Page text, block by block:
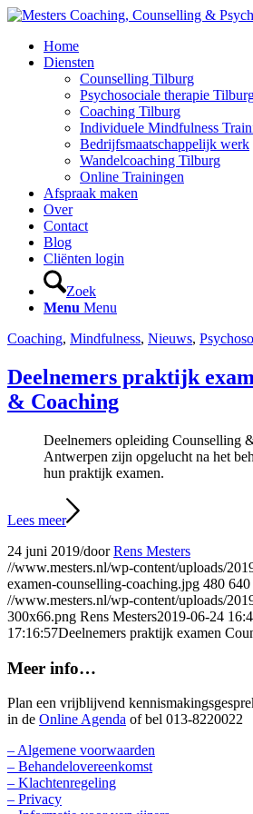
Home
Diensten
Counselling Tilburg
Psychosociale therapie
Coaching Tilburg
Individuele Mindfulness
Bedrijfsmaatschappelijk werk
Wandelcoaching Tilburg
Online Trainingen
Afspraak maken
Over
Contact
Blog
Cliënten login
Zoek
Menu Menu
Coaching, Mindfulness, Nieuws,
Deelnemers praktijk
& Coaching
Deelnemers opleiding Counselling
Antwerpen zijn opgelucht na het
hun praktijk examen.
Lees meer
24 juni 2019/doorRens Mesters
//www.mesters.nl/wp-content/uploads/
examen-counselling-coaching.jpg 480 640
//www.mesters.nl/wp-content/uploads/
300x66.png Rens Mesters2019-06-24
17:16:57Deelnemers praktijk examen
Meer info…
Plan een vrijblijvend
in de Online Agenda of bel 013-8220022
– Algemene voorwaarden
– Behandelovereenkomst
– Klachtenregeling
– Privacy